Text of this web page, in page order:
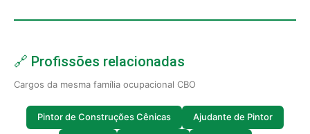
🔗 Profissões relacionadas
Cargos da mesma família ocupacional CBO
Pintor de Construções Cênicas Ajudante de Pintor